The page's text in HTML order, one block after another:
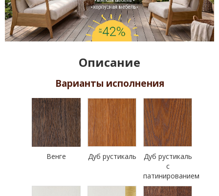
Описание
Варианты исполнения
Венге Дуб рустикаль
Дуб рустикаль
с
патинированием